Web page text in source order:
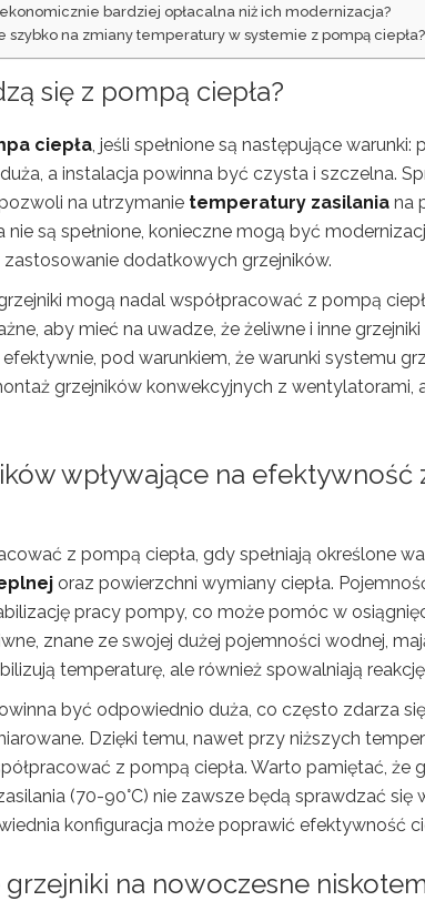
bardziej opłacalna niż ich modernizacja?
na zmiany temperatury w systemie z pompą ciepła?
się z pompą ciepła?
ciepła , jeśli spełnione są następujące warunki:
a instalacja powinna być czysta i szczelna.
na utrzymanie temperatury zasilania na
są spełnione, konieczne mogą być
dodatkowych grzejników.
mogą nadal współpracować z pompą
aby mieć na uwadze, że żeliwne i inne
pod warunkiem, że warunki systemu
grzejników konwekcyjnych z wentylatorami,
wpływające na efektywność
z pompą ciepła, gdy spełniają określone
oraz powierzchni wymiany ciepła.
pracy pompy, co może pomóc w
znane ze swojej dużej pojemności wodnej,
temperaturę, ale również spowalniają
być odpowiednio duża, co często zdarza
Dzięki temu, nawet przy niższych
z pompą ciepła. Warto pamiętać, że
(70-90°C) nie zawsze będą sprawdzać się
konfiguracja może poprawić efektywność
na nowoczesne